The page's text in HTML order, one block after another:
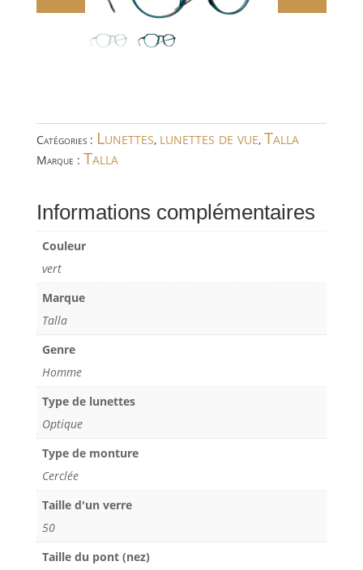
Catégories : Lunettes, lunettes de vue, Talla
Marque : Talla
Informations complémentaires
Couleur
vert
Marque
Talla
Genre
Homme
Type de lunettes
Optique
Type de monture
Cerclée
Taille d'un verre
50
Taille du pont (nez)